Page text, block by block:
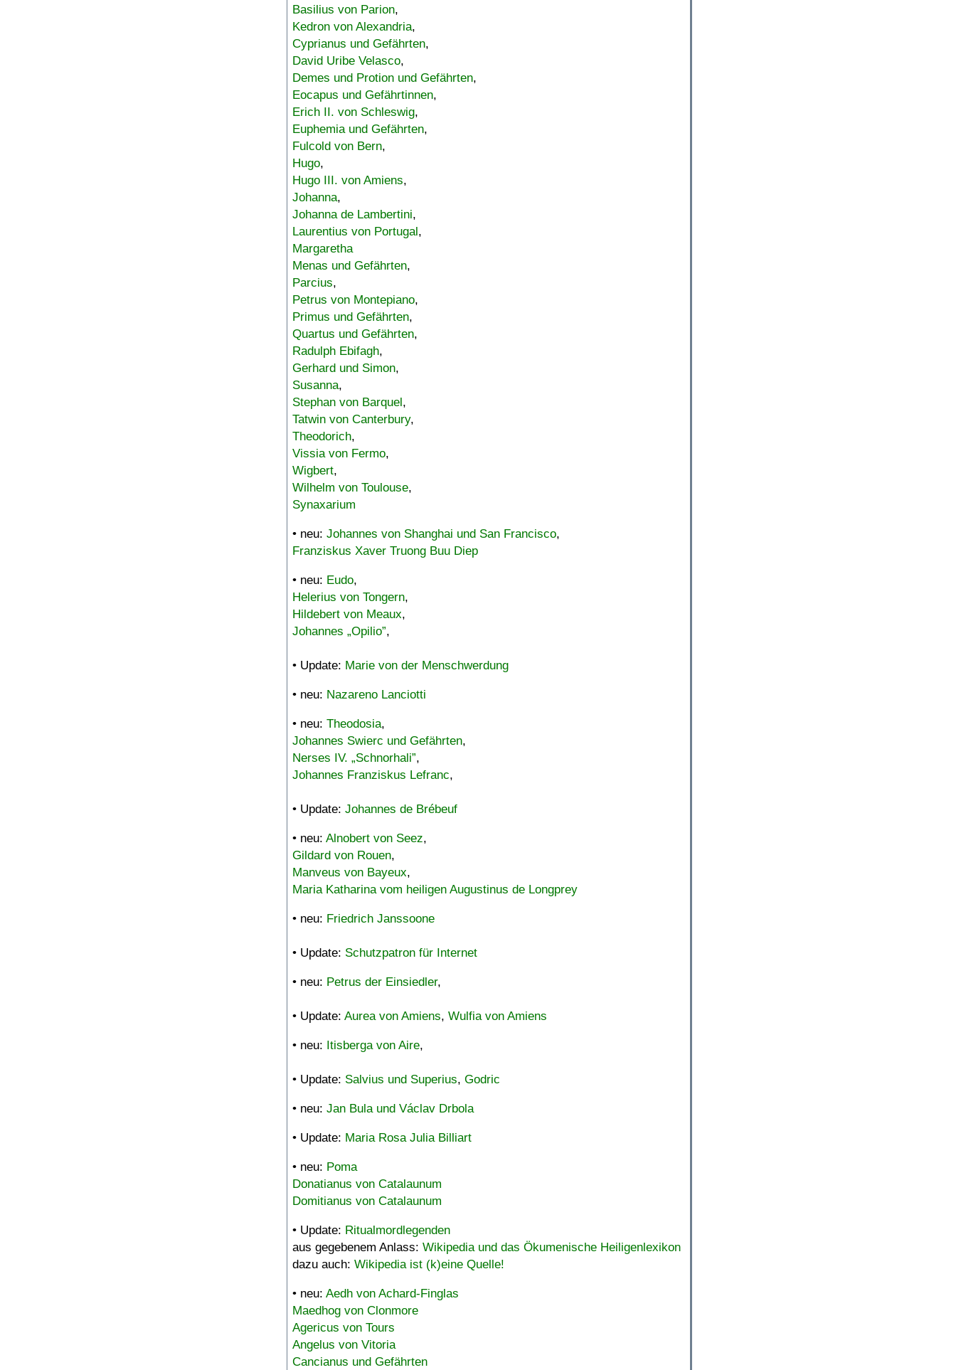
Basilius von Parion,
Kedron von Alexandria,
Cyprianus und Gefährten,
David Uribe Velasco,
Demes und Protion und Gefährten,
Eocapus und Gefährtinnen,
Erich II. von Schleswig,
Euphemia und Gefährten,
Fulcold von Bern,
Hugo,
Hugo III. von Amiens,
Johanna,
Johanna de Lambertini,
Laurentius von Portugal,
Margaretha
Menas und Gefährten,
Parcius,
Petrus von Montepiano,
Primus und Gefährten,
Quartus und Gefährten,
Radulph Ebifagh,
Gerhard und Simon,
Susanna,
Stephan von Barquel,
Tatwin von Canterbury,
Theodorich,
Vissia von Fermo,
Wigbert,
Wilhelm von Toulouse,
Synaxarium
• neu: Johannes von Shanghai und San Francisco,
Franziskus Xaver Truong Buu Diep
• neu: Eudo,
Helerius von Tongern,
Hildebert von Meaux,
Johannes „Opilio”,
• Update: Marie von der Menschwerdung
• neu: Nazareno Lanciotti
• neu: Theodosia,
Johannes Swierc und Gefährten,
Nerses IV. „Schnorhali”,
Johannes Franziskus Lefranc,
• Update: Johannes de Brébeuf
• neu: Alnobert von Seez,
Gildard von Rouen,
Manveus von Bayeux,
Maria Katharina vom heiligen Augustinus de Longprey
• neu: Friedrich Janssoone
• Update: Schutzpatron für Internet
• neu: Petrus der Einsiedler,
• Update: Aurea von Amiens, Wulfia von Amiens
• neu: Itisberga von Aire,
• Update: Salvius und Superius, Godric
• neu: Jan Bula und Václav Drbola
• Update: Maria Rosa Julia Billiart
• neu: Poma
Donatianus von Catalaunum
Domitianus von Catalaunum
• Update: Ritualmordlegenden
aus gegebenem Anlass: Wikipedia und das Ökumenische Heiligenlexikon
dazu auch: Wikipedia ist (k)eine Quelle!
• neu: Aedh von Achard-Finglas
Maedhog von Clonmore
Agericus von Tours
Angelus von Vitoria
Cancianus und Gefährten